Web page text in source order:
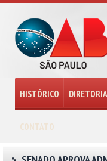
HISTÓRICO DIRETORIA
CONTATO